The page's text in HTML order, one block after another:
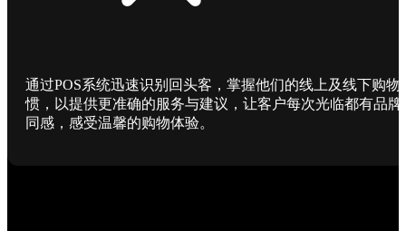
通过POS系统迅速识别回头客，掌握他们的线上及线下购物
惯，以提供更准确的服务与建议，让客户每次光临都有品牌
同感，感受温馨的购物体验。